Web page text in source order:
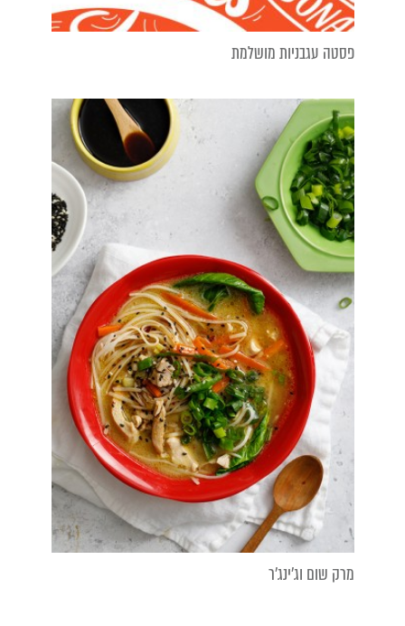
פסטה עגבניות מושלמת
מרק שום וג'ינג'ר